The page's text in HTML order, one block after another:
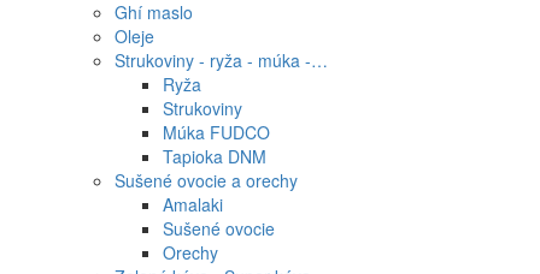
Ghí maslo
Oleje
Strukoviny - ryža - múka -…
Ryža
Strukoviny
Múka FUDCO
Tapioka DNM
Sušené ovocie a orechy
Amalaki
Sušené ovocie
Orechy